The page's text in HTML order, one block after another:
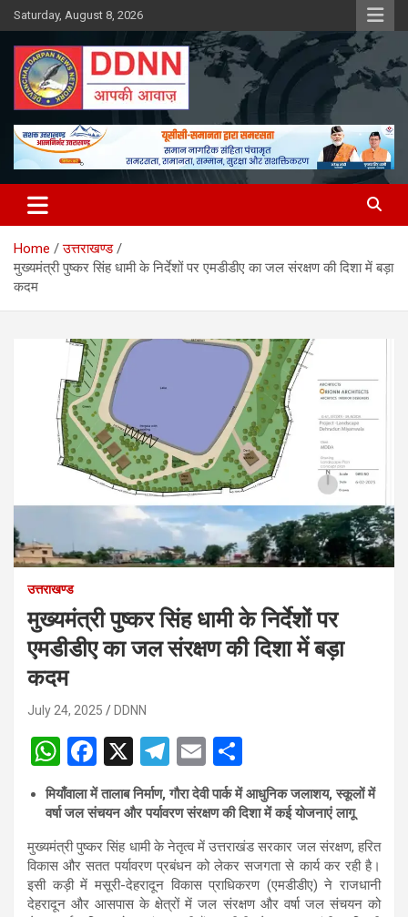
Skip
to
content
Saturday, August 8, 2026
DDNN
Home
उत्तराखण्ड
मुख्यमंत्री पुष्कर सिंह धामी के निर्देशों पर एमडीडीए का जल संरक्षण की दिशा में बड़ा
कदम
उत्तराखण्ड
मुख्यमंत्री पुष्कर सिंह धामी के निर्देशों पर
एमडीडीए का जल संरक्षण की दिशा में बड़ा
कदम
July 24, 2025 DDNN
W
h
at
s
A
p
F
a
ce
b
o
o
X
T
el
e
gr
a
m
E
m
ail
h
ar
e
मियाँवाला में तालाब निर्माण, गौरा देवी पार्क में आधुनिक जलाशय, स्कूलों में
वर्षा जल संचयन और पर्यावरण संरक्षण की दिशा में कई योजनाएं लागू
मुख्यमंत्री पुष्कर सिंह धामी के नेतृत्व में उत्तराखंड सरकार जल संरक्षण, हरित
विकास और सतत पर्यावरण प्रबंधन को लेकर सजगता से कार्य कर रही है।
इसी कड़ी में मसूरी-देहरादून विकास प्राधिकरण (एमडीडीए) ने राजधानी
देहरादून और आसपास के क्षेत्रों में जल संरक्षण और वर्षा जल संचयन को